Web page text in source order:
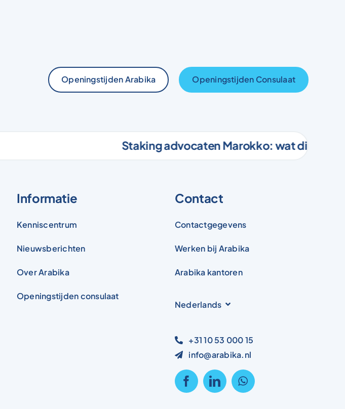
Openingstijden Arabika Openingstijden Consulaat
Staking advocaten Marokko: wat dit
Informatie
Kenniscentrum
Nieuwsberichten
Over Arabika
Openingstijden consulaat
Contact
Contactgegevens
Werken bij Arabika
Arabika kantoren
Nederlands
+31 10 53 000 15
info@arabika.nl